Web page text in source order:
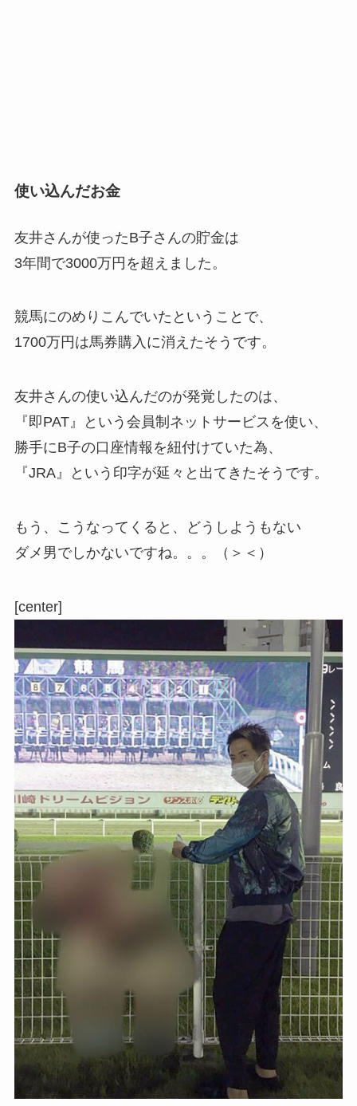
使い込んだお金
友井さんが使ったB子さんの貯金は
3年間で3000万円を超えました。
競馬にのめりこんでいたということで、
1700万円は馬券購入に消えたそうです。
友井さんの使い込んだのが発覚したのは、
『即PAT』という会員制ネットサービスを使い、
勝手にB子の口座情報を紐付けていた為、
『JRA』という印字が延々と出てきたそうです。
もう、こうなってくると、どうしようもない
ダメ男でしかないですね。。。（＞＜）
[center]